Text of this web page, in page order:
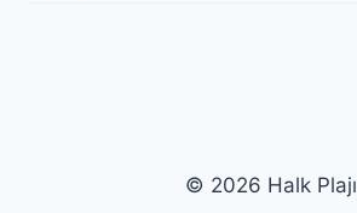
© 2026 Halk Plajı